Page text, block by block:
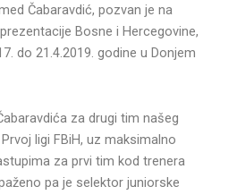
Čabaravdić, pozvan je na
Bosne i Hercegovine,
do 21.4.2019. godine u Donjem
za drugi tim našeg
ligi FBiH, uz maksimalno
za prvi tim kod trenera
pa je selektor juniorske